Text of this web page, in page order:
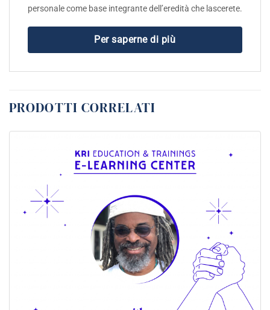
personale come base integrante dell’eredità che lascerete.
Per saperne di più
PRODOTTI CORRELATI